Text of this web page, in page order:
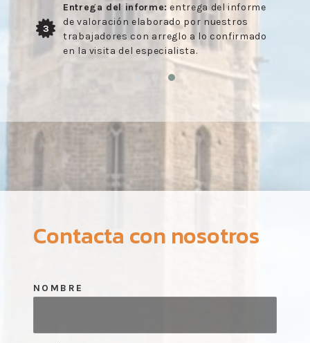
3
Entrega del informe: entrega del informe
de valoración elaborado por nuestros
trabajadores con arreglo a lo confirmado
en la visita del especialista.
Contacta con nosotros
NOMBRE